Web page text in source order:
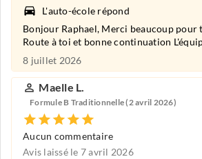
L'auto-école répond
Bonjour Raphael, Merci beaucoup pour
Route à toi et bonne continuation
8 juillet 2026
Maelle L.
Formule B Traditionnelle (2 avril 2026)
Aucun commentaire
Avis laissé le 7 avril 2026